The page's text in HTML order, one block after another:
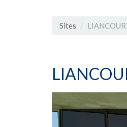
Sites